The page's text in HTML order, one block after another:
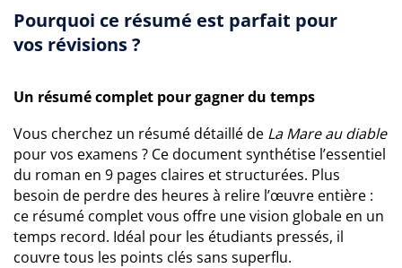
Pourquoi ce résumé est parfait pour
vos révisions ?
Un résumé complet pour gagner du temps
Vous cherchez un résumé détaillé de La Mare au diable
pour vos examens ? Ce document synthétise l’essentiel
du roman en 9 pages claires et structurées. Plus
besoin de perdre des heures à relire l’œuvre entière :
ce résumé complet vous offre une vision globale en un
temps record. Idéal pour les étudiants pressés, il
couvre tous les points clés sans superflu.